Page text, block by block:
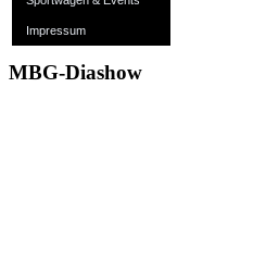
Impressum
MBG-Diashow